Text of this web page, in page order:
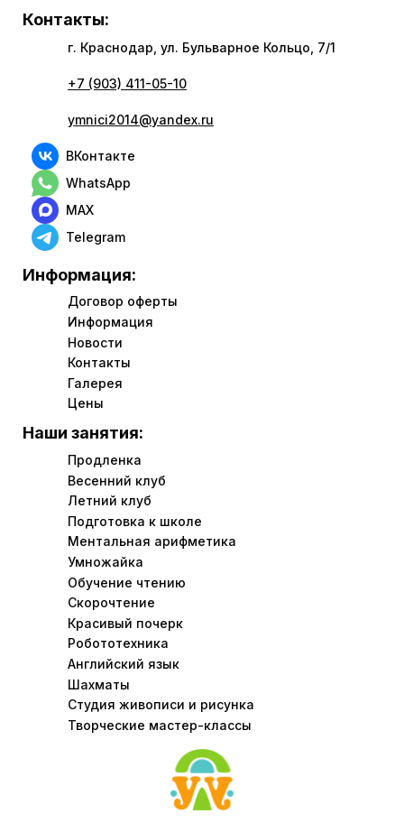
Подготовка к школе
Ментальная арифметика
Умножайка
Обучение чтению
Скорочтение
Красивый почерк
Робототехника
Английский язык
Шахматы
Студия живописи и рисунка
Творческие мастер-классы
Наши занятия:
Продленка
Весенний клуб
Летний клуб
Информация:
Договор оферты
Информация
Новости
Контакты
Галерея
Цены
Контакты:
г. Краснодар, ул. Бульварное Кольцо, 7/1
+7 (903) 411-05-10
ymnici2014@yandex.ru
ВКонтакте
WhatsApp
MAX
Telegram